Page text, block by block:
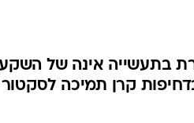
בתעשייה אינה של
קרן תמיכה לסקטור